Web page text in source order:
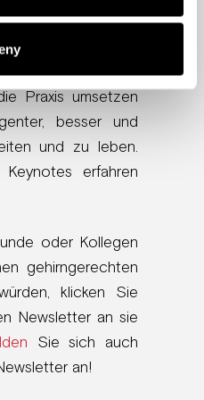
Keynotes an,
wissenschaftlich
zu versorgen,
Praxis umsetzen
besser und
und zu leben.
erfahren
oder Kollegen
gehirngerechten
klicken Sie
Newsletter an sie
Sie sich auch
an!